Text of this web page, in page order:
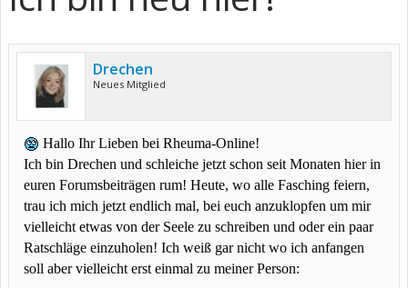
Drechen
Neues Mitglied
Hallo Ihr Lieben bei Rheuma-Online!
Ich bin Drechen und schleiche jetzt schon seit Monaten hier in
euren Forumsbeiträgen rum! Heute, wo alle Fasching feiern,
trau ich mich jetzt endlich mal, bei euch anzuklopfen um mir
vielleicht etwas von der Seele zu schreiben und oder ein paar
Ratschläge einzuholen! Ich weiß gar nicht wo ich anfangen
soll aber vielleicht erst einmal zu meiner Person: